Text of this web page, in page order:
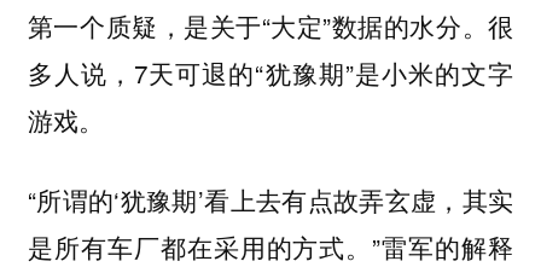
第一个质疑，是关于“大定”数据的水分。很
多人说，7天可退的“犹豫期”是小米的文字
游戏。
“所谓的‘犹豫期’看上去有点故弄玄虚，其实
是所有车厂都在采用的方式。”雷军的解释